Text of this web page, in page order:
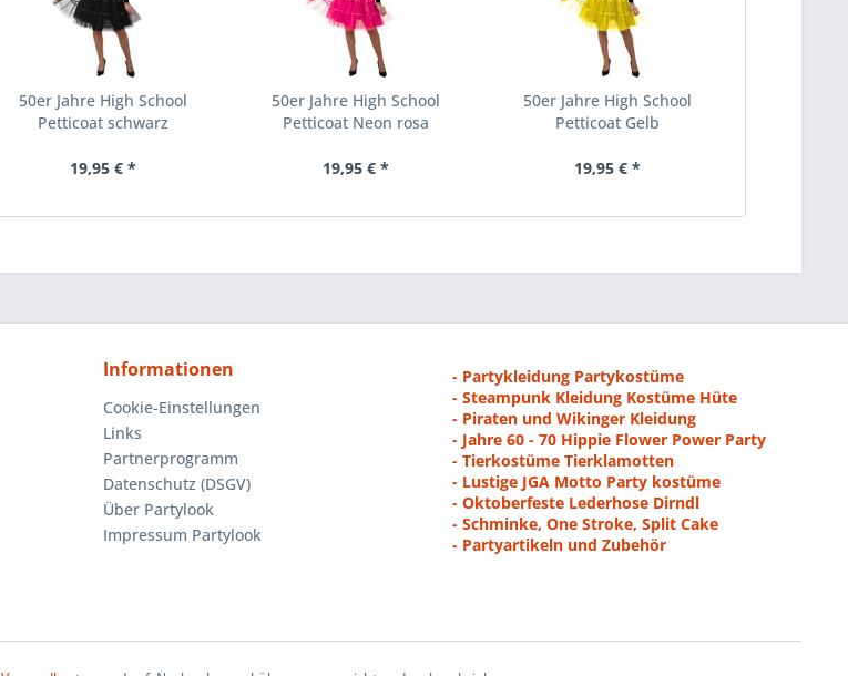
50er Jahre High School
Petticoat schwarz
19,95 € *
50er Jahre High School
Petticoat Neon rosa
19,95 € *
50er Jahre High School
Petticoat Gelb
19,95 € *
Informationen
Cookie-Einstellungen
Links
Partnerprogramm
Datenschutz (DSGV)
Über Partylook
Impressum Partylook
- Partykleidung Partykostüme
- Steampunk Kleidung Kostüme Hüte
- Piraten und Wikinger Kleidung
- Jahre 60 - 70 Hippie Flower Power Party
- Tierkostüme Tierklamotten
- Lustige JGA Motto Party kostüme
- Oktoberfeste Lederhose Dirndl
- Schminke, One Stroke, Split Cake
- Partyartikeln und Zubehör